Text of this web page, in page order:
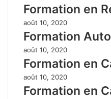
Formation en
août 10, 2020
Formation
août 10, 2020
Formation en
août 10, 2020
Formation en